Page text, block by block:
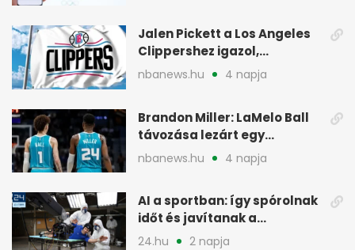
Jalen Pickett a Los Angeles
Clippershez igazol,
kétirányú szerződéssel
nbanews.hu 4 napja
Brandon Miller: LaMelo Ball
távozása lezárt egy
korszakot a Hornetsnél
nbanews.hu 4 napja
AI a sportban: így spórolnak
időt és javítanak a
teljesítményen
24.hu 2 napja